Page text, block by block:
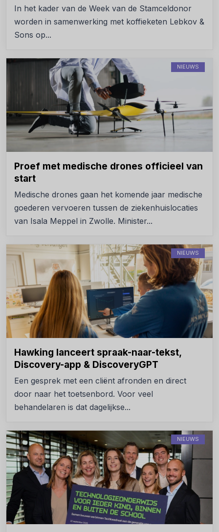
In het kader van de Week van de Stamceldonor
worden in samenwerking met koffieketen Lebkov &
Sons op...
NIEUWS
Proef met medische drones officieel van
start
Medische drones gaan het komende jaar medische
goederen vervoeren tussen de ziekenhuislocaties
van Isala Meppel in Zwolle. Minister...
NIEUWS
Hawking lanceert spraak-naar-tekst,
Discovery-app & DiscoveryGPT
Een gesprek met een cliënt afronden en direct
door naar het toetsenbord. Voor veel
behandelaren is dat dagelijkse...
NIEUWS